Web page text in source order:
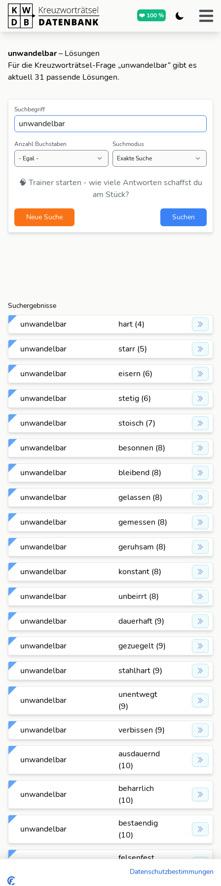
❤️ 100 %
unwandelbar– Lösungen
Für die Kreuzworträtsel-Frage „unwandelbar“ gibt es
aktuell 31 passende Lösungen.
Suchbegriff
Anzahl Buchstaben Suchmodus
🧠 Trainer starten - wie viele Antworten schaffst du
am Stück?
Neue Suche Suchen
Suchergebnisse
unwandelbar hart (4)
unwandelbar starr (5)
unwandelbar eisern (6)
unwandelbar stetig (6)
unwandelbar stoisch (7)
unwandelbar besonnen (8)
unwandelbar bleibend (8)
unwandelbar gelassen (8)
unwandelbar gemessen (8)
unwandelbar geruhsam (8)
unwandelbar konstant (8)
unwandelbar unbeirrt (8)
unwandelbar dauerhaft (9)
unwandelbar gezuegelt (9)
unwandelbar stahlhart (9)
unwandelbar
unentwegt
(9)
unwandelbar verbissen (9)
unwandelbar
ausdauernd
(10)
unwandelbar
beharrlich
(10)
unwandelbar
bestaendig
(10)
felsenfest
(10)Datenschutzbestimmungen